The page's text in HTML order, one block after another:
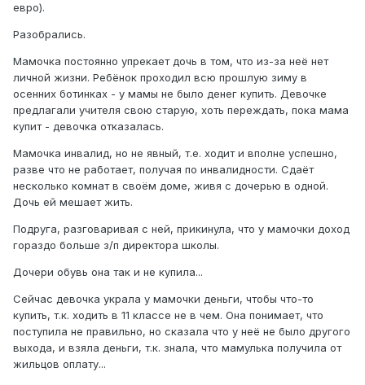
евро).
Разобрались.
Мамочка постоянно упрекает дочь в том, что из-за неё нет
личной жизни. Ребёнок проходил всю прошлую зиму в
осенних ботинках - у мамы не было денег купить. Девочке
предлагали учителя свою старую, хоть переждать, пока мама
купит - девочка отказалась.
Мамочка инвалид, но не явный, т.е. ходит и вполне успешно,
разве что не работает, получая по инвалидности. Сдаёт
несколько комнат в своём доме, живя с дочерью в одной.
Дочь ей мешает жить.
Подруга, разговаривая с ней, прикинула, что у мамочки доход
гораздо больше з/п директора школы.
Дочери обувь она так и не купила...
Сейчас девочка украла у мамочки деньги, чтобы что-то
купить, т.к. ходить в 11 классе не в чем. Она понимает, что
поступила не правильно, но сказала что у неё не было другого
выхода, и взяла деньги, т.к. знала, что мамулька получила от
жильцов оплату...